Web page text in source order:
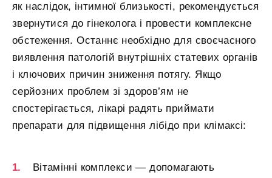
як наслідок, інтимної близькості, рекомендується
звернутися до гінеколога і провести комплексне
обстеження. Останнє необхідно для своєчасного
виявлення патологій внутрішніх статевих органів
і ключових причин зниження потягу. Якщо
серйозних проблем зі здоров’ям не
спостерігається, лікарі радять приймати
препарати для підвищення лібідо при клімаксі:
Вітамінні комплекси — допомагають